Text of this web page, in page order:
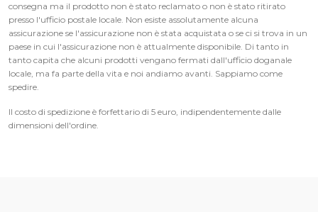
consegna ma il prodotto non è stato reclamato o non è stato ritirato
presso l'ufficio postale locale. Non esiste assolutamente alcuna
assicurazione se l'assicurazione non è stata acquistata o se ci si trova in un
paese in cui l'assicurazione non è attualmente disponibile. Di tanto in
tanto capita che alcuni prodotti vengano fermati dall'ufficio doganale
locale, ma fa parte della vita e noi andiamo avanti. Sappiamo come
spedire.
Il costo di spedizione è forfettario di 5 euro, indipendentemente dalle
dimensioni dell'ordine.